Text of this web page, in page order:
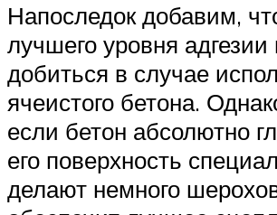
Напоследок добавим,
лучшего уровня
добиться в случае
ячеистого бетона.
если бетон абсолютно
его поверхность
делают немного